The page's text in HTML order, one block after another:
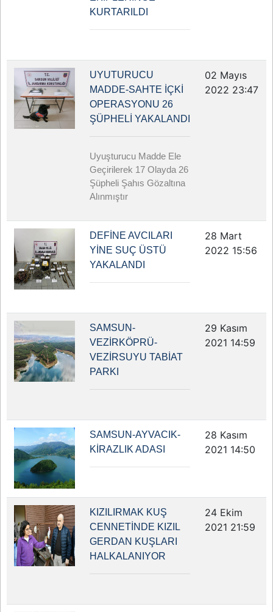
KURTARILDI
UYUTURUCU
MADDE-SAHTE İÇKİ
OPERASYONU 26
ŞÜPHELİ YAKALANDI
Uyuşturucu Madde Ele
Geçirilerek 17 Olayda 26
Şüpheli Şahıs Gözaltına
Alınmıştır
02 Mayıs
2022 23:47
DEFİNE AVCILARI
YİNE SUÇ ÜSTÜ
YAKALANDI
28 Mart
2022 15:56
SAMSUN-
VEZİRKÖPRÜ-
VEZİRSUYU TABİAT
PARKI
29 Kasım
2021 14:59
SAMSUN-AYVACIK-
KİRAZLIK ADASI
28 Kasım
2021 14:50
KIZILIRMAK KUŞ
CENNETİNDE KIZIL
GERDAN KUŞLARI
HALKALANIYOR
24 Ekim
2021 21:59